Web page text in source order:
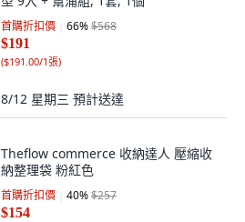
首購折扣價 66%$568
$191
($191.00/1張)
8/12 星期三 預計送達
Theflow commerce 收納達人 壓縮收
納整理袋 粉紅色
首購折扣價 40%$257
$154